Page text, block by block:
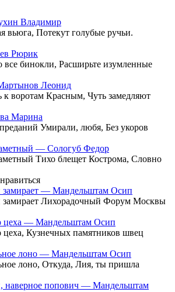
Владимир
вьюга, Потекут голубые ручьи.
Рюрик
все бинокли, Расширьте изумленные
Леонид
воротам Красным, Чуть замедляют
Марина
Умирали, любя, Без укоров
— Сологуб Федор
Тихо блещет Кострома, Словно
замирает — Мандельштам Осип
замирает Лихорадочный Форум Москвы
цеха — Мандельштам Осип
Кузнечных памятников швец
лоно — Мандельштам Осип
лоно, Откуда, Лия, ты пришла
наверное попович — Мандельштам